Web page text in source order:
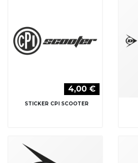
4,00 €
STICKER CPI SCOOTER